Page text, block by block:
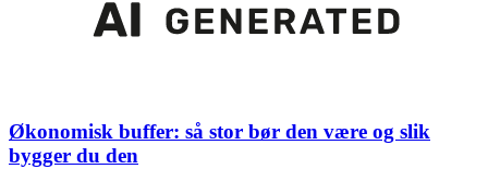
Økonomisk buffer: så stor bør den være og slik
bygger du den